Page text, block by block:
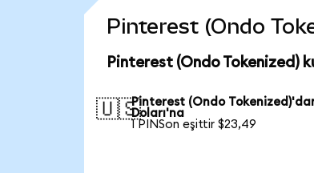
Pinterest (Ondo
Pinterest (Ondo Tokenized)
🇺🇸Pinterest (Ondo
Doları'na
1 PINSon eşittir $23,49